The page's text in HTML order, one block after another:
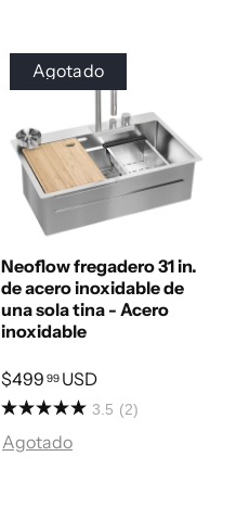
Agotado
Neoflow fregadero 31 in.
de acero inoxidable de
una sola tina - Acero
inoxidable
$499 99 USD
3.5 (2)
Agotado